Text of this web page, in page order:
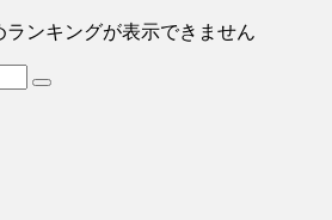
ランキングが表示できません